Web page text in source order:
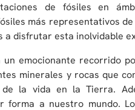
de fósiles en
más representativos
a disfrutar esta inolvidable
un emocionante recorrido
minerales y rocas que
la vida en la Tierra.
forma a nuestro mundo.